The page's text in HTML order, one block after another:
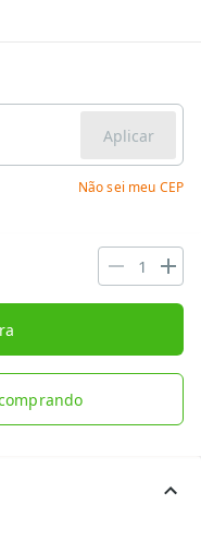
Aplicar
Não sei meu CEP